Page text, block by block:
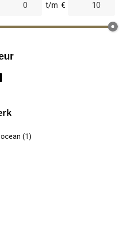
t/m €
(1)